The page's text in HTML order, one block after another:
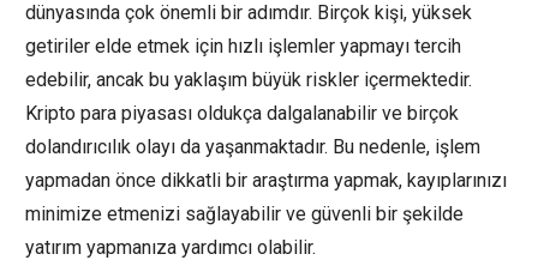
dünyasında çok önemli bir adımdır. Birçok kişi, yüksek
getiriler elde etmek için hızlı işlemler yapmayı tercih
edebilir, ancak bu yaklaşım büyük riskler içermektedir.
Kripto para piyasası oldukça dalgalanabilir ve birçok
dolandırıcılık olayı da yaşanmaktadır. Bu nedenle, işlem
yapmadan önce dikkatli bir araştırma yapmak, kayıplarınızı
minimize etmenizi sağlayabilir ve güvenli bir şekilde
yatırım yapmanıza yardımcı olabilir.